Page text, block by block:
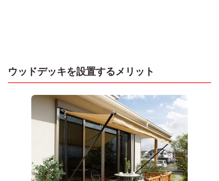
ウッドデッキを設置するメリット